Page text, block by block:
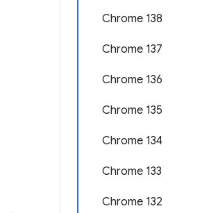
Chrome 138
Chrome 137
Chrome 136
Chrome 135
Chrome 134
Chrome 133
Chrome 132